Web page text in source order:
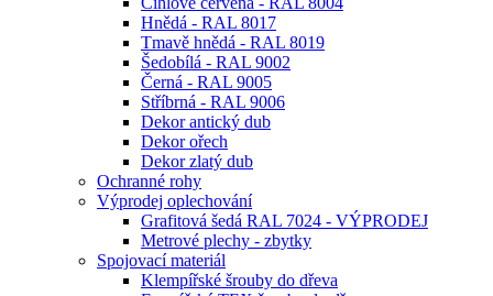
Hnědá - RAL 8017
Tmavě hnědá - RAL 8019
Šedobílá - RAL 9002
Černá - RAL 9005
Stříbrná - RAL 9006
Dekor antický dub
Dekor ořech
Dekor zlatý dub
Ochranné rohy
Výprodej oplechování
Grafitová šedá RAL 7024 - VÝPRODEJ
Metrové plechy - zbytky
Spojovací materiál
Klempířské šrouby do dřeva